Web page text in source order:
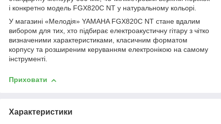
і конкретно модель FGX820C NT у натуральному кольорі.
У магазині «Мелодія» YAMAHA FGX820C NT стане вдалим
вибором для тих, хто підбирає електроакустичну гітару з чітко
визначеними характеристиками, класичним форматом
корпусу та розширеним керуванням електронікою на самому
інструменті.
Приховати
Характеристики